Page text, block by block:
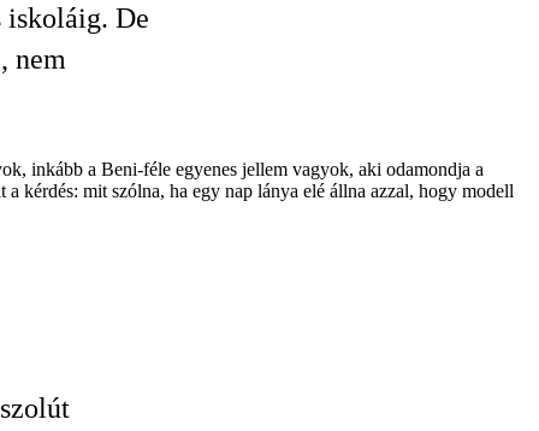
iskoláig. De
nem
inkább a Beni-féle egyenes jellem vagyok, aki odamondja a
a kérdés: mit szólna, ha egy nap lánya elé állna azzal, hogy modell